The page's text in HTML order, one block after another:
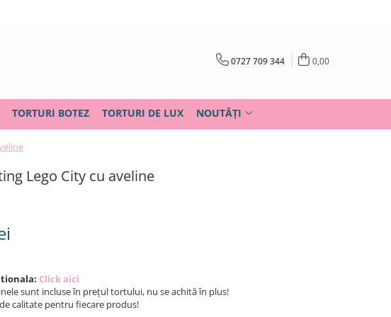
0727 709 344 0,00
TORTURI BOTEZ TORTURI DE LUX NOUTĂȚI
Lego City cu aveline
Click aici
sunt incluse în prețul tortului, nu se achită în plus!
calitate pentru fiecare produs!